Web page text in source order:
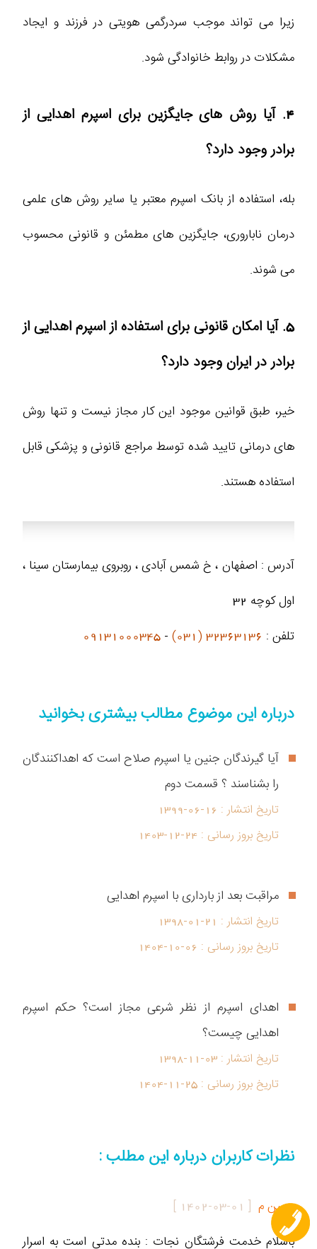
زیرا می تواند موجب سردرگمی هویتی در فرزند و ایجاد
مشکلات در روابط خانوادگی شود.
4. آیا روش های جایگزین برای اسپرم اهدایی از
برادر وجود دارد؟
بله، استفاده از بانک اسپرم معتبر یا سایر روش های علمی
درمان ناباروری، جایگزین های مطمئن و قانونی محسوب
می شوند.
5. آیا امکان قانونی برای استفاده از اسپرم اهدایی از
برادر در ایران وجود دارد؟
خیر، طبق قوانین موجود این کار مجاز نیست و تنها روش
های درمانی تایید شده توسط مراجع قانونی و پزشکی قابل
استفاده هستند.
آدرس : اصفهان ، خ شمس آبادی ، روبروی بیمارستان سینا ،
اول کوچه 32
تلفن : 32363136 (031)
-
09131000345
درباره این موضوع مطالب بیشتری بخوانید
آیا گیرندگان جنین یا اسپرم صلاح است که اهداکنندگان
را بشناسند ؟ قسمت دوم
تاریخ انتشار : 1399-06-16
تاریخ بروز رسانی : 1403-12-24
مراقبت بعد از بارداری با اسپرم اهدایی
تاریخ انتشار : 1398-01-21
تاریخ بروز رسانی : 1404-10-06
اهدای اسپرم از نظر شرعی مجاز است؟ حکم اسپرم
اهدایی چیست؟
تاریخ انتشار : 1398-11-03
تاریخ بروز رسانی : 1404-11-25
نظرات کاربران درباره این مطلب :
حسن م 1402-03-01
باسلام خدمت فرشتگان نجات : بنده مدتی است به اسرار